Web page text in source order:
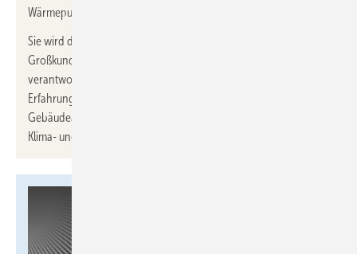
Wärmepumpen im Bereich Bauträger eingestellt.
Sie wird die Betreuung und strategische Entwicklung von
Großkunden im Segment Wohnungsbau und Objektgeschäft
verantworten. Sauter verfügt über mehr als 2 Jahrzehnte
Erfahrung im Vertrieb und Projektmanagement technischer
Gebäudeausrüstung, insbesondere in den Bereichen Kälte-,
Klima- und Wärmepumpentechnologien.